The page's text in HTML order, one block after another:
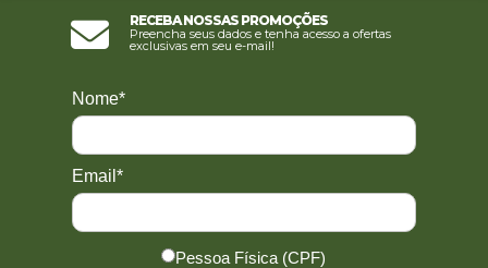
Receba nossas promoções
Preencha seus dados e tenha acesso a ofertas
exclusivas em seu e-mail!
Nome*
Email*
Pessoa Física (CPF)